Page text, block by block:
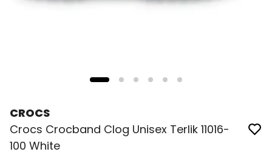
CROCS
Crocs Crocband Clog Unisex Terlik 11016-
100 White